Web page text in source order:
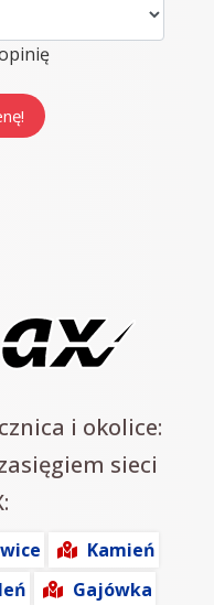
i okolice:
sieci
Kamień
Gajówka